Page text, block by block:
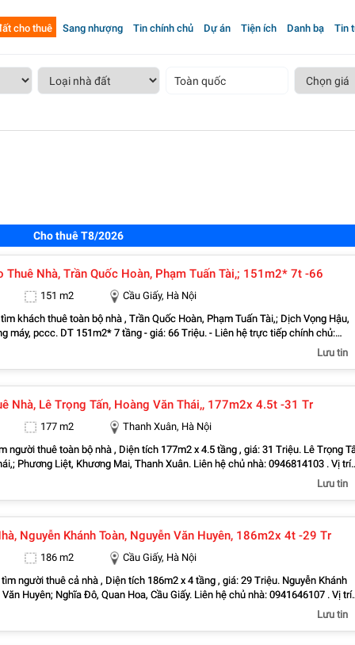
cho thuê Sang nhượng Tin chính chủ Dự án Tiện ích Danh bạ Tin
Toàn quốc
Cho thuê T8/2026
Thuê Nhà, Trần Quốc Hoàn, Phạm Tuấn Tài,; 151m2* 7t -66
151 m2
Cầu Giấy, Hà Nội
khách thuê toàn bộ nhà , Trần Quốc Hoàn, Phạm Tuấn Tài,; Dịch Vọng Hậu,
máy, pccc. DT 151m2* 7 tầng - giá: 66 Triệu. - Liên hệ trực tiếp chính chủ:
hè lớn, mặt tiền rộng, thoáng. - Vị trí ngay gần ngã ba, khu đông dân cư, kinh
công ty. - Thuận tiện ra phố Dịch Vọng, Mai Dịch, Nghĩa Đô,
Trần Duy Hưng, Nguyễn Đình Hoàn, Tô Hiệu, Trần Thái Tông, Vũ Phạm
Trần Kim Xuyến, Nguyễn Thị Định Tiện đi ra Ba Đình, Đống Đa, Thanh Xuân,
chủ nhà : 0948646783
Lưu tin
Nhà, Lê Trọng Tấn, Hoàng Văn Thái,, 177m2x 4.5t -31 Tr
177 m2
Thanh Xuân, Hà Nội
người thuê toàn bộ nhà , Diện tích 177m2 x 4.5 tầng , giá: 31 Triệu. Lê Trọng
Liệt, Khương Mai, Thanh Xuân. Liên hệ chủ nhà: 0946814103 . Vị trí
dân cư, kinh doanh sầm uất, nhiều trụ sở văn phòng, công ty. . Vỉa hè lớn,
Khương Trung, Kim Giang,
Trãi, Trường Chinh, Vũ Tông Phan, Khuất Duy Tiến, Ngụy Như Kon Tum,
Tuân, Nguyễn Huy Tưởng, Vũ Trọng Phụng Tiện đi ra Đống Đa, Hai Bà
Hoàng Mai . Liên hệ trực tiếp chính chủ : 0946814103
Lưu tin
Nguyễn Khánh Toàn, Nguyễn Văn Huyên, 186m2x 4t -29 Tr
186 m2
Cầu Giấy, Hà Nội
người thuê cả nhà , Diện tích 186m2 x 4 tầng , giá: 29 Triệu. Nguyễn Khánh
Nghĩa Đô, Quan Hoa, Cầu Giấy. Liên hệ chủ nhà: 0941646107 . Vị trí
dân cư, kinh doanh sầm uất, nhiều trụ sở văn phòng, công ty. . Vỉa hè lớn,
Hậu, Mai Dịch, Nghĩa Đô, Nghĩa
Lưu tin